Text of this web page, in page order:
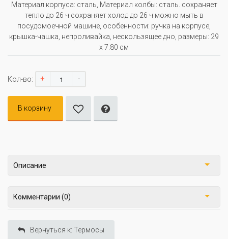
Материал корпуса: сталь, Материал колбы: сталь. сохраняет
тепло до 26 ч сохраняет холод до 26 ч можно мыть в
посудомоечной машине, особенности: ручка на корпусе,
крышка-чашка, непроливайка, нескользящее дно, размеры: 29
x 7.80 см
Кол-во: + -
В корзину
Описание
Комментарии (0)
Вернуться к: Термосы